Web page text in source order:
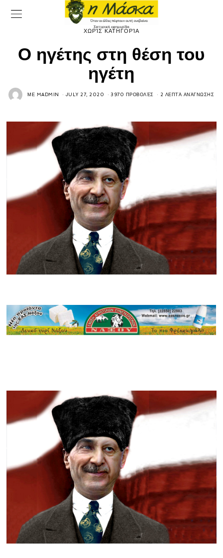
ΧΩΡΊΣ ΚΑΤΗΓΟΡΊΑ
Ο ηγέτης στη θέση του
ηγέτη
ΜΕ MADMIN JULY 27, 2020 3970 ΠΡΟΒΟΛΈΣ 2 ΛΕΠΤΆ ΑΝΆΓΝΩΣΗΣ